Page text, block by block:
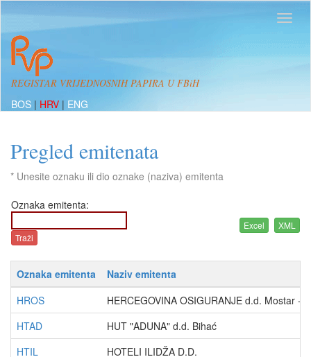
REGISTAR VRIJEDNOSNIH PAPIRA U FBiH
BOS | HRV | ENG
Pregled emitenata
* Unesite oznaku ili dio oznake (naziva) emitenta
Oznaka emitenta:
Oznaka emitenta
Naziv emitenta
HROS
HERCEGOVINA OSIGURANJE d.d. Mostar -
HTAD
HUT "ADUNA" d.d. Bihać
HTIL
HOTELI ILIDŽA D.D.